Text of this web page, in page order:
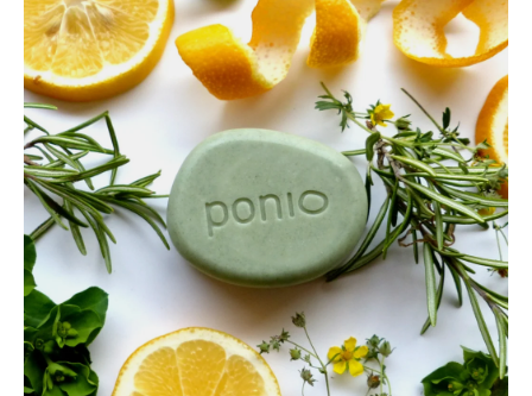
Novinky
Vánoce
Přihlášení